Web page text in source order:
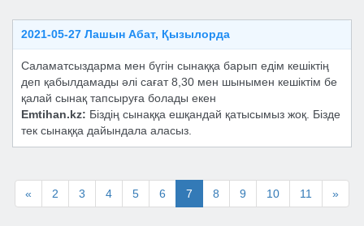
2021-05-27 Лашын Абат, Қызылорда
Саламатсыздарма мен бүгін сынаққа барып едім кешіктің
деп қабылдамады әлі сағат 8,30 мен шынымен кешіктім бе
қалай сынақ тапсыруға болады екен
Emtihan.kz: Біздің сынаққа ешқандай қатысымыз жоқ. Бізде
тек сынаққа дайындала аласыз.
« 2 3 4 5 6 7 8 9 10 11 »